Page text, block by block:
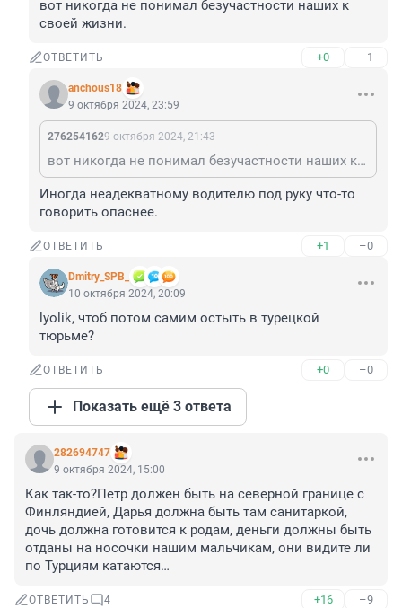
вот никогда не понимал безучастности наших к
своей жизни.
ОТВЕТИТЬ +0 –1
anchous18
9 октября 2024, 23:59
2762541629 октября 2024, 21:43
вот никогда не понимал безучастности наших к своей жизни.
Иногда неадекватному водителю под руку что-то
говорить опаснее.
ОТВЕТИТЬ +1 –0
Dmitry_SPB_
10 октября 2024, 20:09
lyolik, чтоб потом самим остыть в турецкой
тюрьме?
ОТВЕТИТЬ +0 –0
Показать ещё 3 ответа
282694747
9 октября 2024, 15:00
Как так-то?Петр должен быть на северной границе с
Финляндией, Дарья должна быть там санитаркой,
дочь должна готовится к родам, деньги должны быть
отданы на носочки нашим мальчикам, они видите ли
по Турциям катаются…
ОТВЕТИТЬ 4 +16 –9